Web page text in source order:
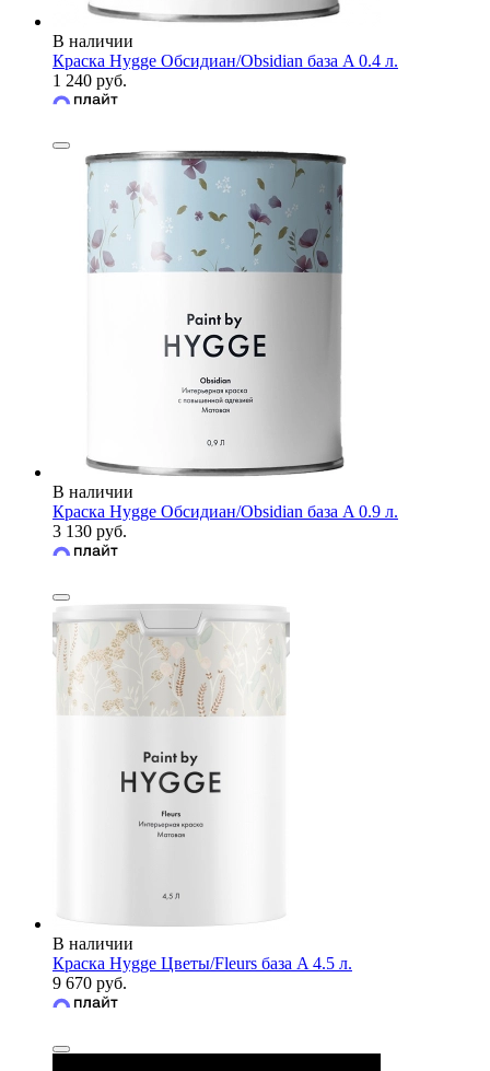
В наличии
Краска Hygge Обсидиан/Obsidian база A 0.4 л.
1 240 руб.
В наличии
Краска Hygge Обсидиан/Obsidian база A 0.9 л.
3 130 руб.
В наличии
Краска Hygge Цветы/Fleurs база A 4.5 л.
9 670 руб.